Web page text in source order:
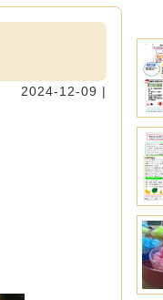
2024-12-09 |